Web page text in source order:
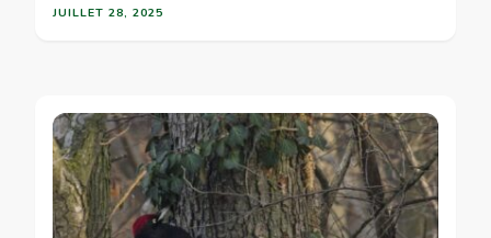
JUILLET 28, 2025